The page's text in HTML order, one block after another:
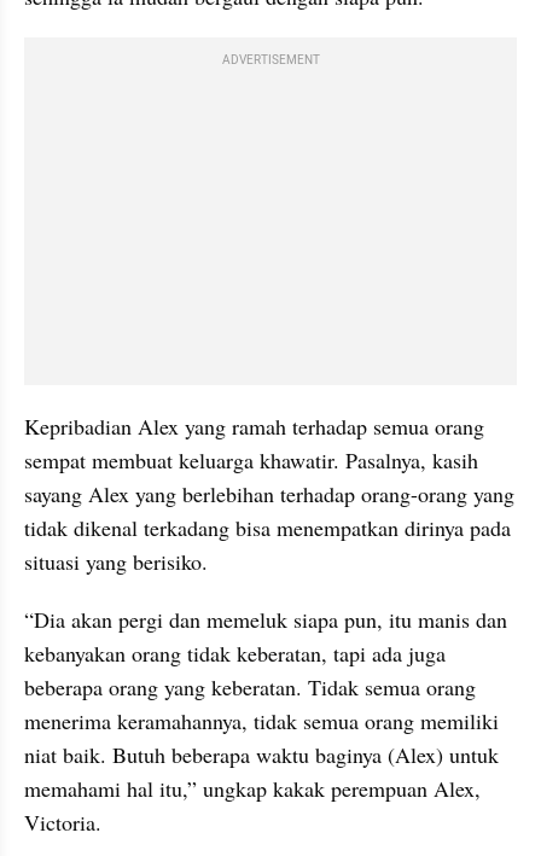
ADVERTISEMENT
Kepribadian Alex yang ramah terhadap semua orang
sempat membuat keluarga khawatir. Pasalnya, kasih
sayang Alex yang berlebihan terhadap orang-orang yang
tidak dikenal terkadang bisa menempatkan dirinya pada
situasi yang berisiko.
“Dia akan pergi dan memeluk siapa pun, itu manis dan
kebanyakan orang tidak keberatan, tapi ada juga
beberapa orang yang keberatan. Tidak semua orang
menerima keramahannya, tidak semua orang memiliki
niat baik. Butuh beberapa waktu baginya (Alex) untuk
memahami hal itu,” ungkap kakak perempuan Alex,
Victoria.